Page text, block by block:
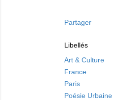
Partager
Libellés
Art & Culture
France
Paris
Poésie Urbaine